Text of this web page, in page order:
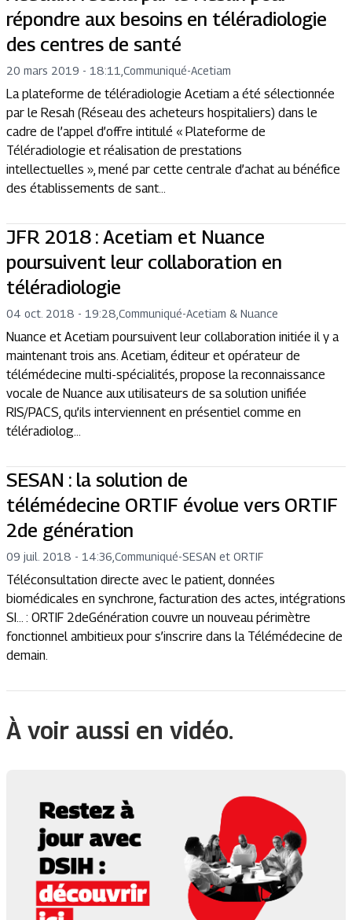
répondre aux besoins en téléradiologie
des centres de santé
20 mars 2019 - 18:11 Communiqué-Acetiam
La plateforme de téléradiologie Acetiam a été sélectionnée
par le Resah (Réseau des acheteurs hospitaliers) dans le
cadre de l’appel d’offre intitulé « Plateforme de
Téléradiologie et réalisation de prestations
intellectuelles », mené par cette centrale d’achat au bénéfice
des établissements de sant...
JFR 2018 : Acetiam et Nuance
poursuivent leur collaboration en
téléradiologie
04 oct. 2018 - 19:28 Communiqué-Acetiam & Nuance
Nuance et Acetiam poursuivent leur collaboration initiée il y a
maintenant trois ans. Acetiam, éditeur et opérateur de
télémédecine multi-spécialités, propose la reconnaissance
vocale de Nuance aux utilisateurs de sa solution unifiée
RIS/PACS, qu’ils interviennent en présentiel comme en
téléradiolog...
SESAN : la solution de
télémédecine ORTIF évolue vers ORTIF
2de génération
09 juil. 2018 - 14:36 Communiqué-SESAN et ORTIF
Téléconsultation directe avec le patient, données
biomédicales en synchrone, facturation des actes, intégrations
SI… : ORTIF 2deGénération couvre un nouveau périmètre
fonctionnel ambitieux pour s’inscrire dans la Télémédecine de
demain.
À voir aussi en vidéo.